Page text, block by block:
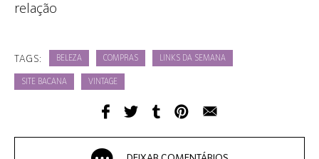
relação
TAGS: BELEZA COMPRAS LINKS DA SEMANA
SITE BACANA VINTAGE